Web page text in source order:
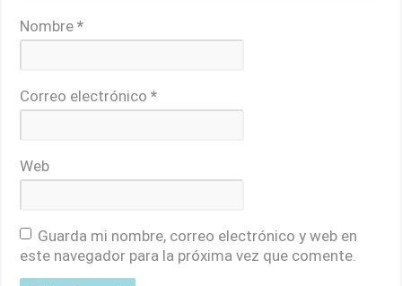
Nombre*
Correo electrónico*
Web
Guarda mi nombre, correo electrónico y web en
este navegador para la próxima vez que comente.